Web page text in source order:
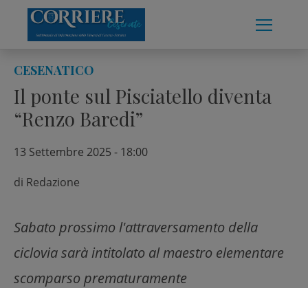
content
CESENATICO
Il ponte sul Pisciatello diventa
“Renzo Baredi”
13 Settembre 2025 - 18:00
di Redazione
Sabato prossimo l'attraversamento della
ciclovia sarà intitolato al maestro elementare
scomparso prematuramente